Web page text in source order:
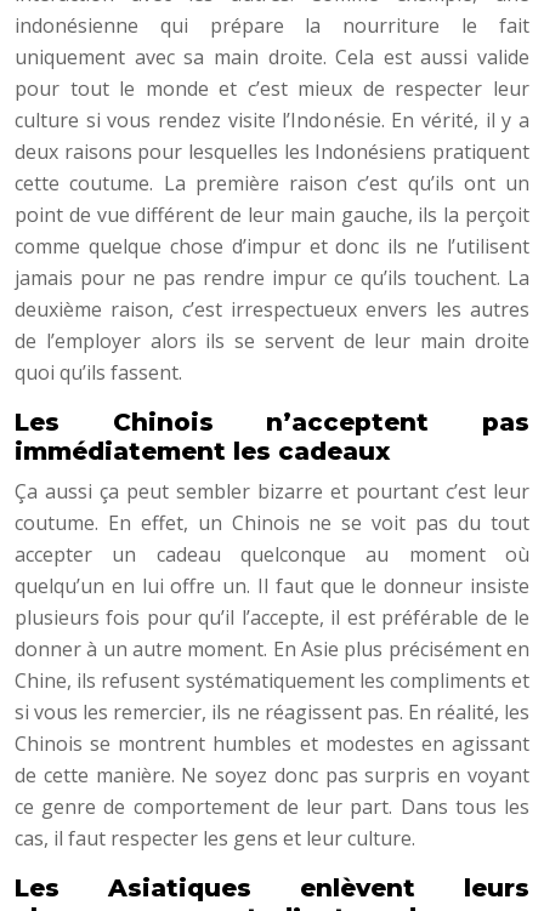
indonésienne qui prépare la nourriture le fait
uniquement avec sa main droite. Cela est aussi valide
pour tout le monde et c’est mieux de respecter leur
culture si vous rendez visite l’Indonésie. En vérité, il y a
deux raisons pour lesquelles les Indonésiens pratiquent
cette coutume. La première raison c’est qu’ils ont un
point de vue différent de leur main gauche, ils la perçoit
comme quelque chose d’impur et donc ils ne l’utilisent
jamais pour ne pas rendre impur ce qu’ils touchent. La
deuxième raison, c’est irrespectueux envers les autres
de l’employer alors ils se servent de leur main droite
quoi qu’ils fassent.
Les Chinois n’acceptent pas
immédiatement les cadeaux
Ça aussi ça peut sembler bizarre et pourtant c’est leur
coutume. En effet, un Chinois ne se voit pas du tout
accepter un cadeau quelconque au moment où
quelqu’un en lui offre un. Il faut que le donneur insiste
plusieurs fois pour qu’il l’accepte, il est préférable de le
donner à un autre moment. En Asie plus précisément en
Chine, ils refusent systématiquement les compliments et
si vous les remercier, ils ne réagissent pas. En réalité, les
Chinois se montrent humbles et modestes en agissant
de cette manière. Ne soyez donc pas surpris en voyant
ce genre de comportement de leur part. Dans tous les
cas, il faut respecter les gens et leur culture.
Les Asiatiques enlèvent leurs